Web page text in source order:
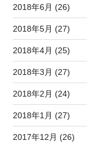
2018年6月 (26)
2018年5月 (27)
2018年4月 (25)
2018年3月 (27)
2018年2月 (24)
2018年1月 (27)
2017年12月 (26)